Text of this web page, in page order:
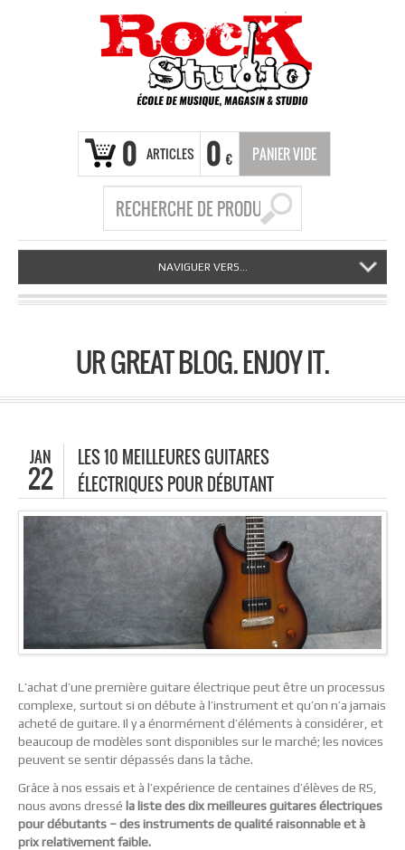
0 ARTICLES 0 € PANIER VIDE
NAVIGUER VERS...
UR GREAT BLOG. ENJOY IT.
JAN
22
LES 10 MEILLEURES GUITARES
ÉLECTRIQUES POUR DÉBUTANT
L’achat d’une première guitare électrique peut être un processus
complexe, surtout si on débute à l’instrument et qu’on n’a jamais
acheté de guitare. Il y a énormément d’éléments à considérer, et
beaucoup de modèles sont disponibles sur le marché; les novices
peuvent se sentir dépassés dans la tâche.
Grâce à nos essais et à l’expérience de centaines d’élèves de RS,
nous avons dressé la liste des dix meilleures guitares électriques
pour débutants – des instruments de qualité raisonnable et à
prix relativement faible.